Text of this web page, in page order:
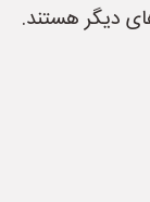
دیگر هستند.